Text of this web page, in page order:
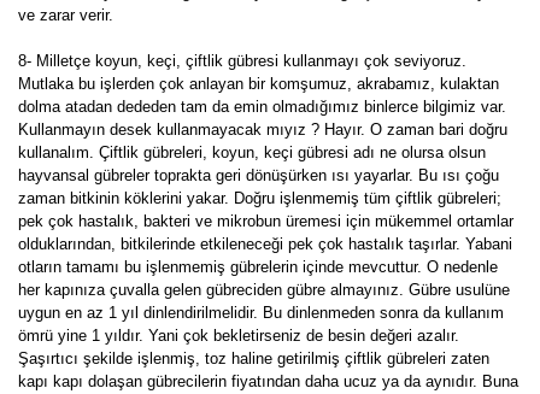
ve zarar verir.
8- Milletçe koyun, keçi, çiftlik gübresi kullanmayı çok seviyoruz.
Mutlaka bu işlerden çok anlayan bir komşumuz, akrabamız, kulaktan
dolma atadan dededen tam da emin olmadığımız binlerce bilgimiz var.
Kullanmayın desek kullanmayacak mıyız ? Hayır. O zaman bari doğru
kullanalım. Çiftlik gübreleri, koyun, keçi gübresi adı ne olursa olsun
hayvansal gübreler toprakta geri dönüşürken ısı yayarlar. Bu ısı çoğu
zaman bitkinin köklerini yakar. Doğru işlenmemiş tüm çiftlik gübreleri;
pek çok hastalık, bakteri ve mikrobun üremesi için mükemmel ortamlar
olduklarından, bitkilerinde etkileneceği pek çok hastalık taşırlar. Yabani
otların tamamı bu işlenmemiş gübrelerin içinde mevcuttur. O nedenle
her kapınıza çuvalla gelen gübreciden gübre almayınız. Gübre usulüne
uygun en az 1 yıl dinlendirilmelidir. Bu dinlenmeden sonra da kullanım
ömrü yine 1 yıldır. Yani çok bekletirseniz de besin değeri azalır.
Şaşırtıcı şekilde işlenmiş, toz haline getirilmiş çiftlik gübreleri zaten
kapı kapı dolaşan gübrecilerin fiyatından daha ucuz ya da aynıdır. Buna